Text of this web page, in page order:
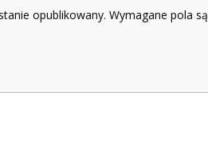
opublikowany. Wymagane pola są